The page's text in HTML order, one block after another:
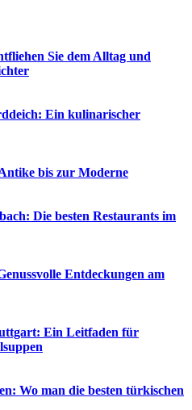
Sie dem Alltag und
Ein kulinarischer
bis zur Moderne
Die besten Restaurants im
Entdeckungen am
Ein Leitfaden für
Wo man die besten türkischen